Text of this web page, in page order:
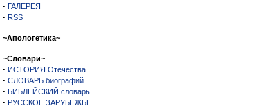
· ГАЛЕРЕЯ
· RSS
~Апологетика~
~Словари~
· ИСТОРИЯ Отечества
· СЛОВАРЬ биографий
· БИБЛЕЙСКИЙ словарь
· РУССКОЕ ЗАРУБЕЖЬЕ